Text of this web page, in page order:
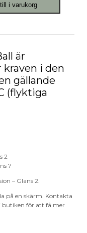
i varukorg
är
i den
gällande
(flyktiga
2
7
– Glans 2.
på en skärm. Kontakta
butiken för att få mer